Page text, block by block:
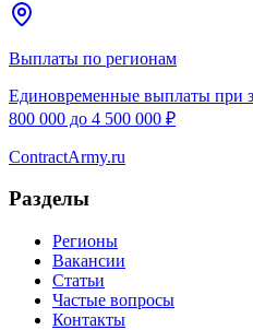
Выплаты по регионам
Единовременные выплаты при
800 000 до 4 500 000 ₽
ContractArmy.ru
Разделы
Регионы
Вакансии
Статьи
Частые вопросы
Контакты